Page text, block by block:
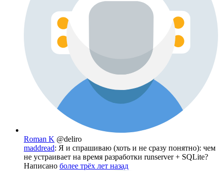
Roman K @deliro
maddread: Я и спрашиваю (хоть и не сразу понятно): чем
не устраивает на время разработки runserver + SQLite?
Написано более трёх лет назад